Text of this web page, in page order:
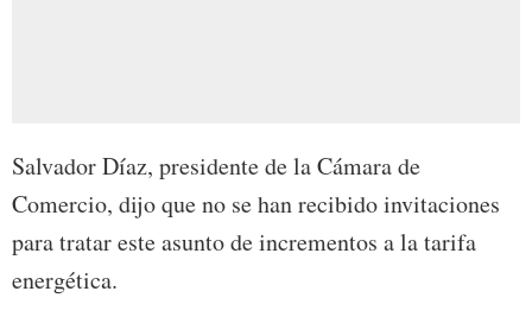
Salvador Díaz, presidente de la Cámara de
Comercio, dijo que no se han recibido invitaciones
para tratar este asunto de incrementos a la tarifa
energética.